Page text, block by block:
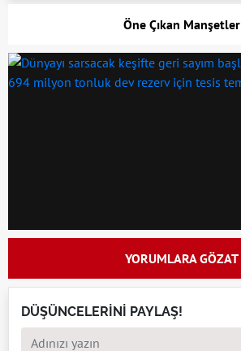
Öne Çıkan Manşetler
YORUMLARA GÖZAT
DÜŞÜNCELERİNİ PAYLAŞ!